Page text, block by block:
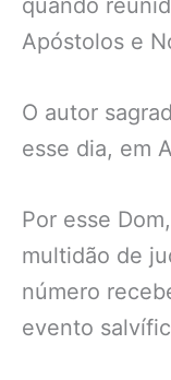
Apóstolos e
O autor
esse dia, em
Por esse
multidão de
número
evento